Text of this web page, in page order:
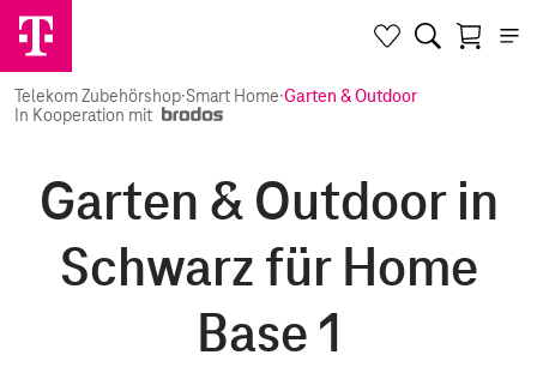
Telekom Zubehörshop·Smart Home·Garten & Outdoor
In Kooperation mit
Garten & Outdoor in
Schwarz für Home
Base 1